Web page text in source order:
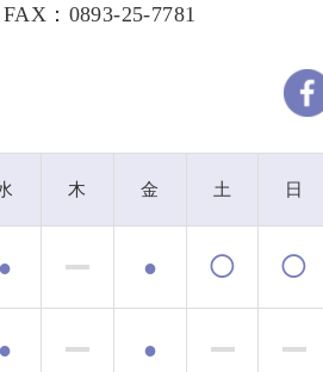
FAX：0893-25-7781
木 金 土 日
● ● ◯ ◯
● ●